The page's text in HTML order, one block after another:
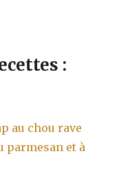
:
au chou rave
parmesan et à